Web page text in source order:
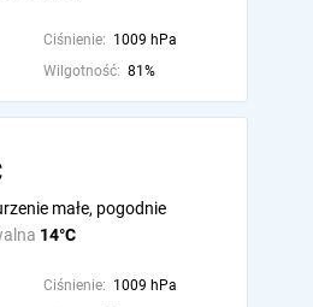
Ciśnienie: 1009 hPa
Wilgotność: 81%
14°C
małe, pogodnie
Ciśnienie: 1009 hPa